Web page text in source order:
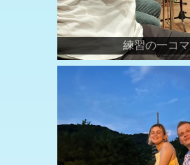
練習の一コマ